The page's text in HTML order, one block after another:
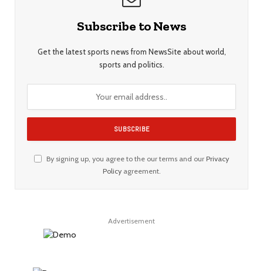
Subscribe to News
Get the latest sports news from NewsSite about world,
sports and politics.
By signing up, you agree to the our terms and our Privacy
Policyagreement.
Advertisement